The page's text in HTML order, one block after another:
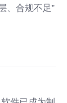
、合规不足”